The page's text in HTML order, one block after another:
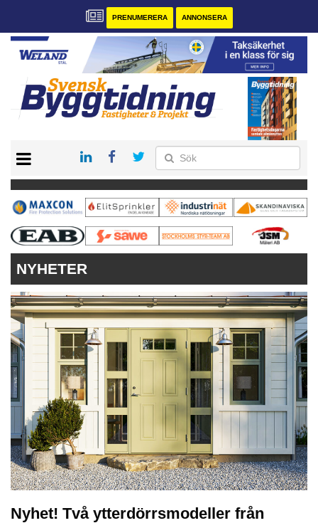
PRENUMERERA ANNONSERA
PRENUMERERA
VÅRA ANDRA MAGASIN
ANNONSERA
KONTAKT
NYHETER
Nyhet! Två ytterdörrsmodeller från